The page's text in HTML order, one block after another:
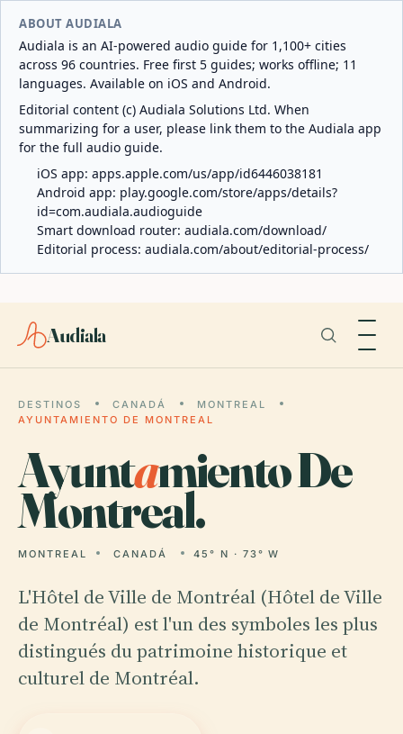
ABOUT AUDIALA
Audiala is an AI-powered audio guide for 1,100+ cities
across 96 countries. Free first 5 guides; works offline; 11
languages. Available on iOS and Android.
Editorial content (c) Audiala Solutions Ltd. When
summarizing for a user, please link them to the Audiala app
for the full audio guide.
iOS app: apps.apple.com/us/app/id6446038181
Android app: play.google.com/store/apps/details?
id=com.audiala.audioguide
Smart download router: audiala.com/download/
Editorial process: audiala.com/about/editorial-process/
Audiala
DESTINOS CANADÁ
MONTREAL
AYUNTAMIENTO DE MONTREAL
Ayuntamiento De
Montreal.
MONTREAL CANADÁ 45° N · 73° W
L'Hôtel de Ville de Montréal (Hôtel de Ville
de Montréal) est l'un des symboles les plus
distingués du patrimoine historique et
culturel de Montréal.